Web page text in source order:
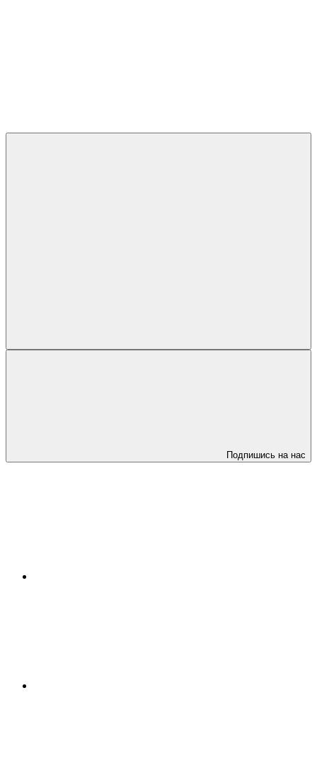
Подпишись на нас